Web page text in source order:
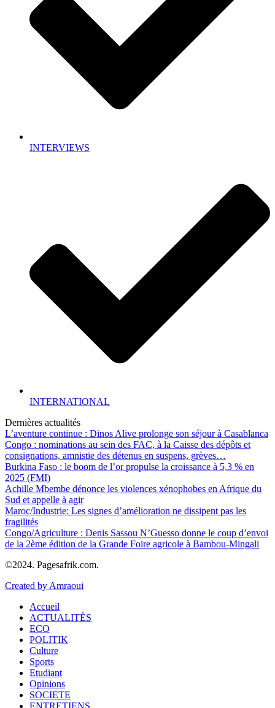
INTERVIEWS
INTERNATIONAL
Dernières actualités
L’aventure continue : Dinos Alive prolonge son séjour à Casablanca
Congo : nominations au sein des FAC, à la Caisse des dépôts et
consignations, amnistie des détenus en suspens, grèves…
Burkina Faso : le boom de l’or propulse la croissance à 5,3 % en
2025 (FMI)
Achille Mbembe dénonce les violences xénophobes en Afrique du
Sud et appelle à agir
Maroc/Industrie: Les signes d’amélioration ne dissipent pas les
fragilités
Congo/Agriculture : Denis Sassou N’Guesso donne le coup d’envoi
de la 2ème édition de la Grande Foire agricole à Bambou-Mingali
©2024. Pagesafrik.com.
Created by Amraoui
Accueil
ACTUALITÉS
ECO
POLITIK
Culture
Sports
Etudiant
Opinions
SOCIETE
ENTRETIENS